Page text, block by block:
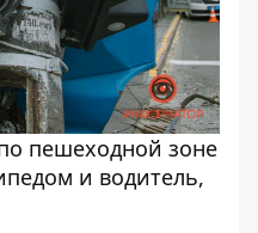
пешеходной зоне
и водитель,